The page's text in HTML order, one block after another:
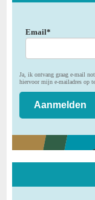
Email*
Ja, ik ontvang graag e-mail
hiervoor mijn e-mailadres op te